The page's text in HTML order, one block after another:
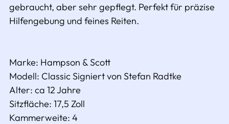
gebraucht, aber sehr gepflegt. Perfekt für präzise
Hilfengebung und feines Reiten.
Marke: Hampson & Scott
Modell: Classic Signiert von Stefan Radtke
Alter: ca 12 Jahre
Sitzfläche: 17,5 Zoll
Kammerweite: 4